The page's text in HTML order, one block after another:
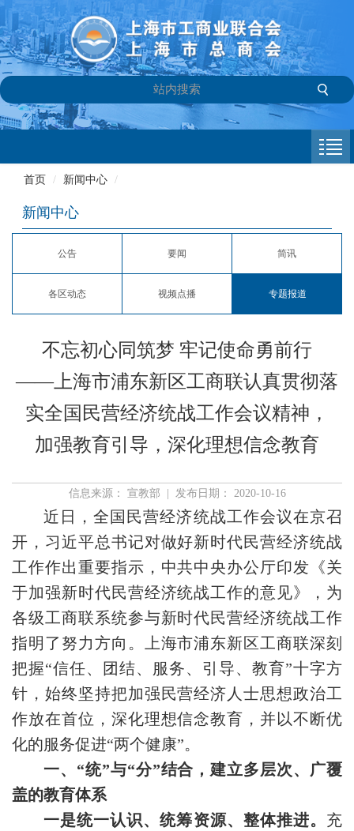
会员专栏
参政议政
信息库
联系我们
首页 / 新闻中心 /
新闻中心
公告 要闻 简讯
各区动态 视频点播 专题报道
不忘初心同筑梦 牢记使命勇前行
——上海市浦东新区工商联认真贯彻落
实全国民营经济统战工作会议精神，
加强教育引导，深化理想信念教育
信息来源： 宣教部 | 发布日期： 2020-10-16
近日，全国民营经济统战工作会议在京召
开，习近平总书记对做好新时代民营经济统战
工作作出重要指示，中共中央办公厅印发《关
于加强新时代民营经济统战工作的意见》，为
各级工商联系统参与新时代民营经济统战工作
指明了努力方向。上海市浦东新区工商联深刻
把握“信任、团结、服务、引导、教育”十字方
针，始终坚持把加强民营经济人士思想政治工
作放在首位，深化理想信念教育，并以不断优
化的服务促进“两个健康”。
一、“统”与“分”结合，建立多层次、广覆
盖的教育体系
一是统一认识、统筹资源、整体推进。 充